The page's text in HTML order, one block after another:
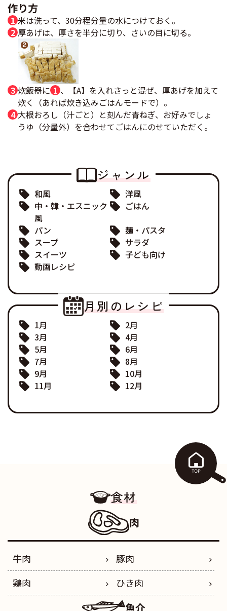
作り方
米は洗って、30分程分量の水につけておく。
厚あげは、厚さを半分に切り、さいの目に切る。
炊飯器に 1 、 【A】 を入れさっと混ぜ、厚あげを加えて
炊く（あれば炊き込みごはんモードで）。
大根おろし（汁ごと）と刻んだ青ねぎ、お好みでしょ
うゆ（分量外）を合わせてごはんにのせていただく。
ジャンル
和風
洋風
中・韓・エスニック
風
ごはん
パン
麺・パスタ
スープ
サラダ
スイーツ
子ども向け
動画レシピ
月別のレシピ
1月
2月
3月
4月
5月
6月
7月
8月
9月
10月
11月
12月
食材
肉
牛肉
豚肉
鶏肉
ひき肉
魚介